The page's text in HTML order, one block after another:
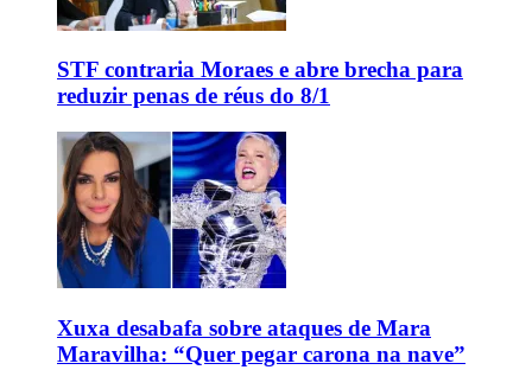
STF contraria Moraes e abre brecha para
reduzir penas de réus do 8/1
Xuxa desabafa sobre ataques de Mara
Maravilha: “Quer pegar carona na nave”